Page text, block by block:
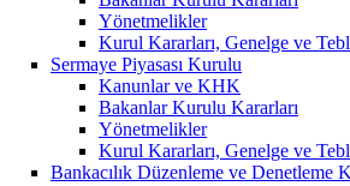
Yönetmelikler
Kurul Kararları, Genelge ve
Sermaye Piyasası Kurulu
Kanunlar ve KHK
Bakanlar Kurulu Kararları
Yönetmelikler
Kurul Kararları, Genelge ve
Bankacılık Düzenleme ve Denetleme